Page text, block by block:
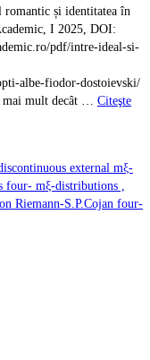
și identitatea în
I 2025, DOI:
pdf/intre-ideal-si-
albe-fiodor-dostoievski/
mai mult decât … Citeşte